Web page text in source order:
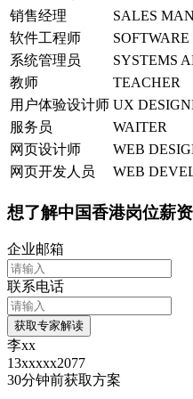
销售经理
SALES
软件工程师
系统管理员
SYSTEMS
教师
TEACHER
用户体验设计师 UX
服务员
WAITER
网页设计师
WEB
网页开发人员
WEB
想了解中国香港岗位薪
企业邮箱
联系电话
获取专家解读
李xx
13xxxxx2077
30分钟前获取方案